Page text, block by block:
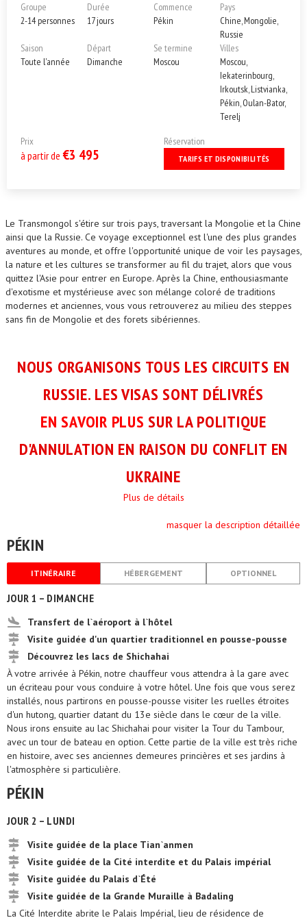
Groupe
2-14 personnes
Saison
Toute l'année
Durée
17 jours
Départ
Dimanche
Commence
Pékin
Se termine
Moscou
Pays
Chine, Mongolie,
Russie
Villes
Moscou,
Iekaterinbourg,
Irkoutsk, Listvianka,
Pékin, Oulan-Bator,
Terelj
Prix
à partir de €3 495
Réservation
TARIFS ET DISPONIBILITÉS
Le Transmongol s'étire sur trois pays, traversant la Mongolie et la Chine
ainsi que la Russie. Ce voyage exceptionnel est l'une des plus grandes
aventures au monde, et offre l'opportunité unique de voir les paysages,
la nature et les cultures se transformer au fil du trajet, alors que vous
quittez l'Asie pour entrer en Europe. Après la Chine, enthousiasmante
d'exotisme et mystérieuse avec son mélange coloré de traditions
modernes et anciennes, vous vous retrouverez au milieu des steppes
sans fin de Mongolie et des forets sibériennes.
NOUS ORGANISONS TOUS LES CIRCUITS EN
RUSSIE. LES VISAS SONT DÉLIVRÉS
EN SAVOIR PLUS SUR LA POLITIQUE
D'ANNULATION EN RAISON DU CONFLIT EN
UKRAINE
Plus de détails
masquer la description détaillée
PÉKIN
ITINÉRAIRE HÉBERGEMENT OPTIONNEL
JOUR 1 – DIMANCHE
Transfert de l`aéroport à l`hôtel
Visite guidée d'un quartier traditionnel en pousse-pousse
Découvrez les lacs de Shichahai
À votre arrivée à Pékin, notre chauffeur vous attendra à la gare avec
un écriteau pour vous conduire à votre hôtel. Une fois que vous serez
installés, nous partirons en pousse-pousse visiter les ruelles étroites
d'un hutong, quartier datant du 13e siècle dans le cœur de la ville.
Nous irons ensuite au lac Shichahai pour visiter la Tour du Tambour,
avec un tour de bateau en option. Cette partie de la ville est très riche
en histoire, avec ses anciennes demeures princières et ses jardins à
l'atmosphère si particulière.
PÉKIN
JOUR 2 – LUNDI
Visite guidée de la place Tian`anmen
Visite guidée de la Cité interdite et du Palais impérial
Visite guidée du Palais d`Été
Visite guidée de la Grande Muraille à Badaling
La Cité Interdite abrite le Palais Impérial, lieu de résidence de